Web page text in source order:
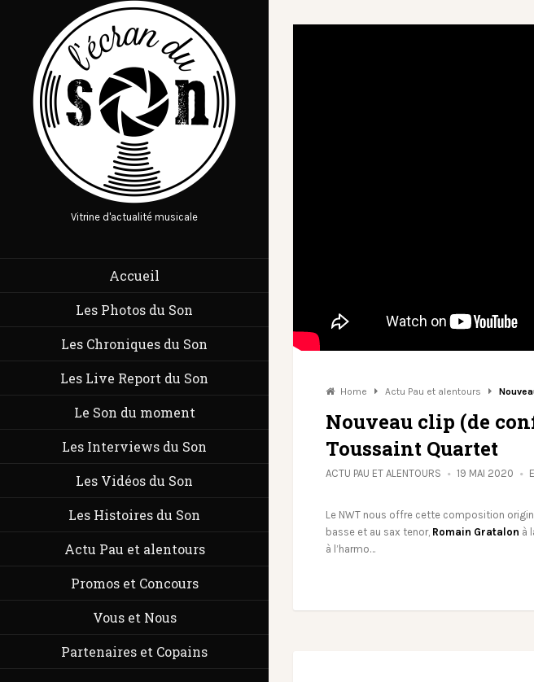
Vitrine d'actualité musicale
Accueil
Les Photos du Son
Les Chroniques du Son
Les Live Report du Son
Le Son du moment
Les Interviews du Son
Les Vidéos du Son
Les Histoires du Son
Actu Pau et alentours
Promos et Concours
Vous et Nous
Partenaires et Copains
Home Actu Pau et alentours
Nouveau clip (de
Toussaint Quartet
ACTU PAU ET ALENTOURS 19 MAI 2020
Le NWT nous offre cette composition
basse et au sax tenor, Romain Gratalon à
à l’harmo…